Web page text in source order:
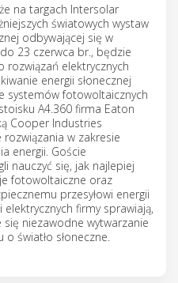
na targach Intersolar
światowych wystaw
odbywającej się w
23 czerwca br., będzie
rozwiązań elektrycznych
energii słonecznej
systemów fotowoltaicznych
A4.360 firma Eaton
Cooper Industries
w zakresie
energii. Goście
nauczyć się, jak najlepiej
fotowoltaiczne oraz
przesyłowi energii
firmy sprawiają,
niezawodne wytwarzanie
światło słoneczne.